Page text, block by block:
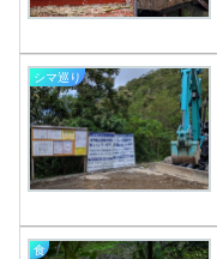
シマ巡り
食